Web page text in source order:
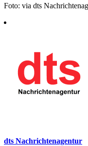
Foto: via dts
dts Nachrichtenagentur